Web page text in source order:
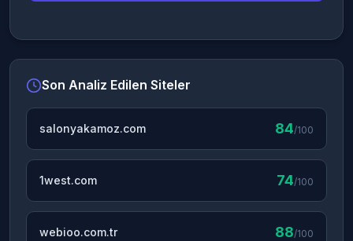
Son Analiz Edilen Siteler
salonyakamoz.com 84/100
1west.com 74/100
webioo.com.tr 88/100